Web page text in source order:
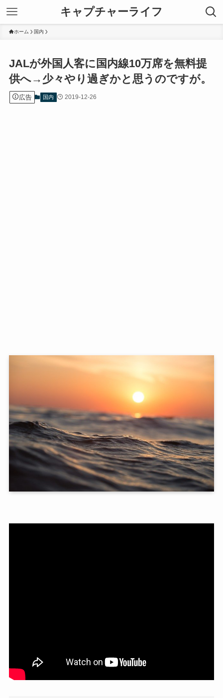
キャプチャーライフ
ホーム 国内
JALが外国人客に国内線10万席を無料提
供へ→少々やり過ぎかと思うのですが。
広告 国内 2019-12-26